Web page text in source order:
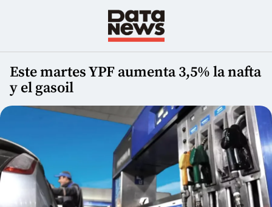
Este martes YPF aumenta 3,5% la nafta
y el gasoil